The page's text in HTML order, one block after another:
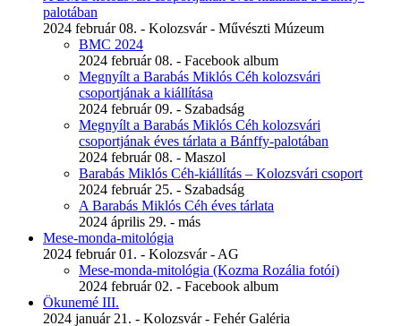
palotában
2024 február 08. - Kolozsvár - Művészti Múzeum
BMC 2024
2024 február 08. - Facebook album
Megnyílt a Barabás Miklós Céh kolozsvári
csoportjának a kiállítása
2024 február 09. - Szabadság
Megnyílt a Barabás Miklós Céh kolozsvári
csoportjának éves tárlata a Bánffy-palotában
2024 február 08. - Maszol
Barabás Miklós Céh-kiállítás – Kolozsvári csoport
2024 február 25. - Szabadság
A Barabás Miklós Céh éves tárlata
2024 április 29. - más
Mese-monda-mitológia
2024 február 01. - Kolozsvár - AG
Mese-monda-mitológia (Kozma Rozália fotói)
2024 február 02. - Facebook album
Ökunemé III.
2024 január 21. - Kolozsvár - Fehér Galéria